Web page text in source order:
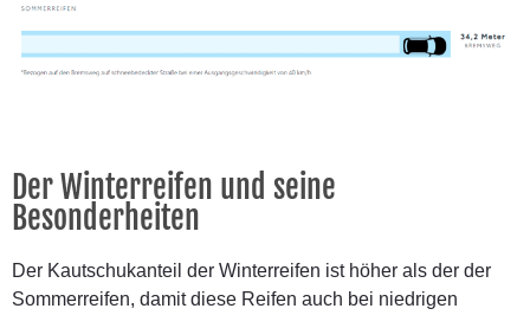
Der Winterreifen und seine
Besonderheiten
Der Kautschukanteil der Winterreifen ist höher als der der
Sommerreifen, damit diese Reifen auch bei niedrigen